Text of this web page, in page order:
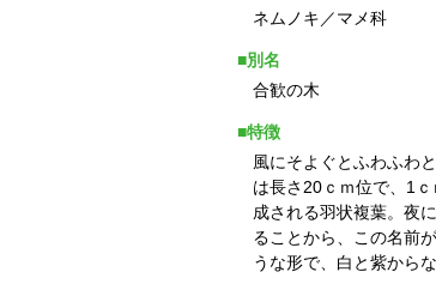
ネムノキ／マメ科
■別名
合歓の木
■特徴
風にそよぐとふわふわ
は長さ20ｃｍ位で、1
成される羽状複葉。夜
ることから、この名前
うな形で、白と紫から